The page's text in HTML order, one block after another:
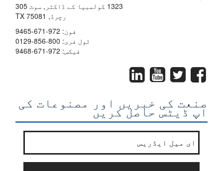
1323 کولمبیا کے ڈاکٹر, سوٹ 305
رچرڈ, TX 75081
فون: 972-671-9465
ٹول فری: 800-856-0129
فیکس: 972-671-9468
صنعت کی خبریں اور مصنوعات کی
اپ ڈیٹس حاصل کریں
ہماری نیوز لیٹر کی فہرست میں شامل ہوں? *